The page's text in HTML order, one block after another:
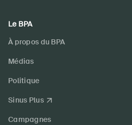
Le BPA
À propos du BPA
Médias
Politique
Sinus Plus
Campagnes